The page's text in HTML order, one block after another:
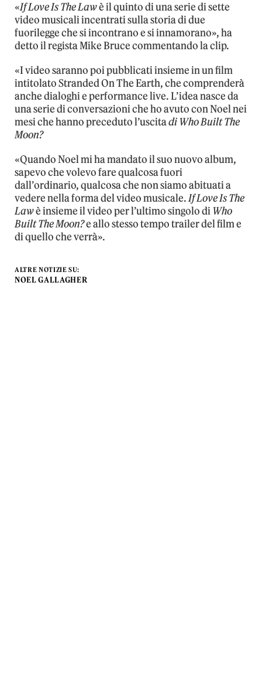
«If Love Is The Lawè il quinto di una serie di sette
video musicali incentrati sulla storia di due
fuorilegge che si incontrano e si innamorano», ha
detto il regista Mike Bruce commentando la clip.
«I video saranno poi pubblicati insieme in un film
intitolato Stranded On The Earth, che comprenderà
anche dialoghi e performance live. L’idea nasce da
una serie di conversazioni che ho avuto con Noel nei
mesi che hanno preceduto l’uscitadi Who Built The
Moon?
«Quando Noel mi ha mandato il suo nuovo album,
sapevo che volevo fare qualcosa fuori
dall’ordinario, qualcosa che non siamo abituati a
vedere nella forma del video musicale.If Love Is The
Lawè insieme il video per l’ultimo singolo di Who
Built The Moon?e allo stesso tempo trailer del film e
di quello che verrà».
ALTRE NOTIZIE SU:
NOEL GALLAGHER